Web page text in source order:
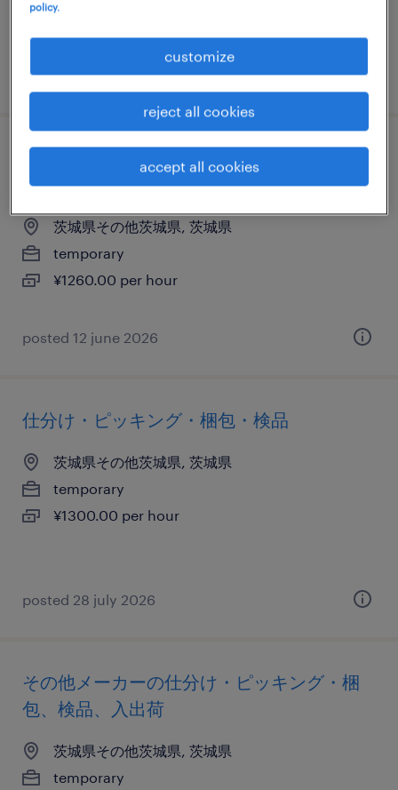
¥1169.00 per hour
posted 4 september 2025
その他メーカーの仕分け・ピッキング・梱
包、検品、入出荷
茨城県その他茨城県, 茨城県
temporary
¥1260.00 per hour
posted 12 june 2026
仕分け・ピッキング・梱包・検品
茨城県その他茨城県, 茨城県
temporary
¥1300.00 per hour
posted 28 july 2026
その他メーカーの仕分け・ピッキング・梱
包、検品、入出荷
茨城県その他茨城県, 茨城県
temporary
policy.
customize
reject all cookies
accept all cookies